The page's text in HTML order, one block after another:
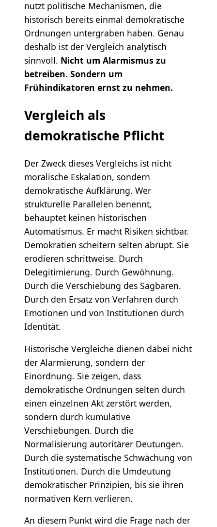
nutzt politische Mechanismen, die
historisch bereits einmal demokratische
Ordnungen untergraben haben. Genau
deshalb ist der Vergleich analytisch
sinnvoll. Nicht um Alarmismus zu
betreiben. Sondern um
Frühindikatoren ernst zu nehmen.
Vergleich als
demokratische Pflicht
Der Zweck dieses Vergleichs ist nicht
moralische Eskalation, sondern
demokratische Aufklärung. Wer
strukturelle Parallelen benennt,
behauptet keinen historischen
Automatismus. Er macht Risiken sichtbar.
Demokratien scheitern selten abrupt. Sie
erodieren schrittweise. Durch
Delegitimierung. Durch Gewöhnung.
Durch die Verschiebung des Sagbaren.
Durch den Ersatz von Verfahren durch
Emotionen und von Institutionen durch
Identität.
Historische Vergleiche dienen dabei nicht
der Alarmierung, sondern der
Einordnung. Sie zeigen, dass
demokratische Ordnungen selten durch
einen einzelnen Akt zerstört werden,
sondern durch kumulative
Verschiebungen. Durch die
Normalisierung autoritärer Deutungen.
Durch die systematische Schwächung von
Institutionen. Durch die Umdeutung
demokratischer Prinzipien, bis sie ihren
normativen Kern verlieren.
An diesem Punkt wird die Frage nach der